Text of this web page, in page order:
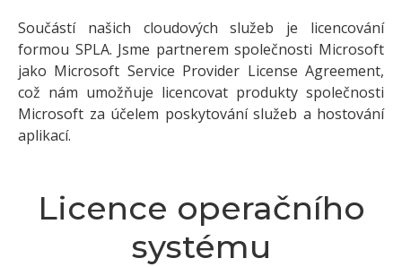
Součástí našich cloudových služeb je licencování
formou SPLA. Jsme partnerem společnosti Microsoft
jako Microsoft Service Provider License Agreement,
což nám umožňuje licencovat produkty společnosti
Microsoft za účelem poskytování služeb a hostování
aplikací.
Licence operačního
systému